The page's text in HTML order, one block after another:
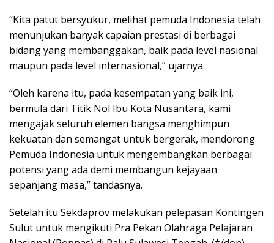
“Kita patut bersyukur, melihat pemuda Indonesia telah
menunjukan banyak capaian prestasi di berbagai
bidang yang membanggakan, baik pada level nasional
maupun pada level internasional,” ujarnya.
“Oleh karena itu, pada kesempatan yang baik ini,
bermula dari Titik Nol Ibu Kota Nusantara, kami
mengajak seluruh elemen bangsa menghimpun
kekuatan dan semangat untuk bergerak, mendorong
Pemuda Indonesia untuk mengembangkan berbagai
potensi yang ada demi membangun kejayaan
sepanjang masa,” tandasnya.
Setelah itu Sekdaprov melakukan pelepasan Kontingen
Sulut untuk mengikuti Pra Pekan Olahraga Pelajaran